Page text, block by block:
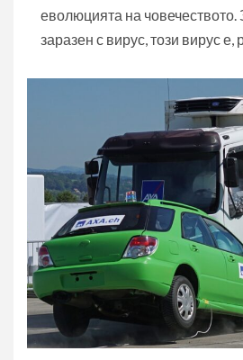
еволюцията на човечеството.
заразен с вирус, този вирус е,